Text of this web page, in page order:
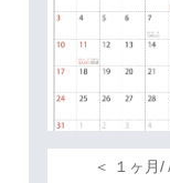
＜ １ヶ月